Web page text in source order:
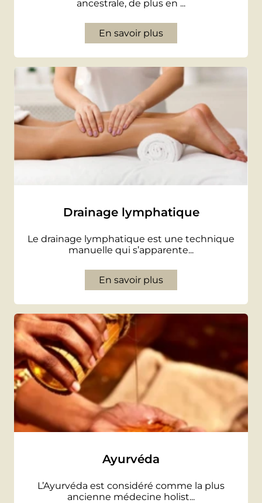
ancestrale, de plus en ...
En savoir plus
Drainage lymphatique
Le drainage lymphatique est une technique
manuelle qui s’apparente...
En savoir plus
Ayurvéda
L’Ayurvéda est considéré comme la plus
ancienne médecine holist...